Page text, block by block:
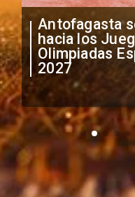
"Falta de
anuncia
irregular